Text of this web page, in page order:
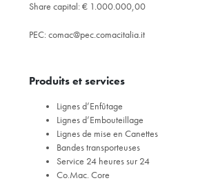
Share capital: € 1.000.000,00
PEC: comac@pec.comacitalia.it
Produits et services
Lignes d’Enfûtage
Lignes d’Embouteillage
Lignes de mise en Canettes
Bandes transporteuses
Service 24 heures sur 24
Co.Mac. Core